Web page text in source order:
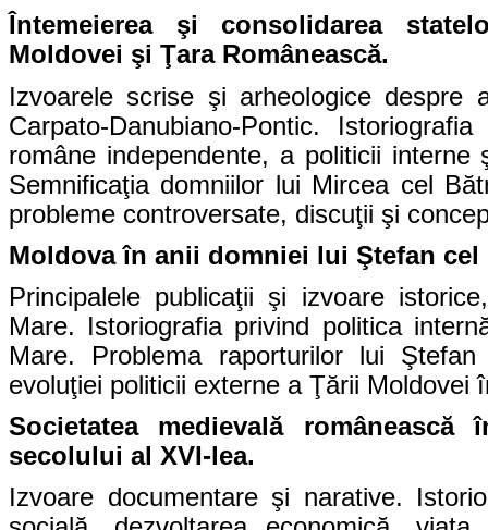
Întemeierea şi consolidarea
Moldovei şi Ţara Românească.
Izvoarele scrise şi arheologice despre
Carpato-Danubiano-Pontic.
române independente, a politicii
Semnificaţia domniilor lui Mircea cel
probleme controversate, discuţii şi
Moldova în anii domniei lui Ştefan cel
Principalele publicaţii şi izvoare
Mare. Istoriografia privind politica
Mare. Problema raporturilor lui
evoluţiei politicii externe a Ţării Moldovei
Societatea medievală
secolului al XVI-lea.
Izvoare documentare şi narative.